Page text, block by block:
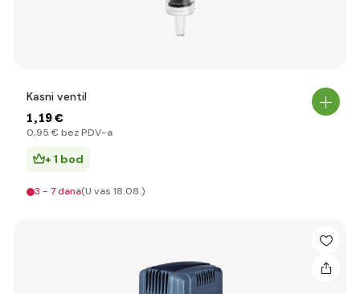
Kasni ventil
1,19 €
0,95 € bez PDV-a
+ 1 bod
3 - 7 dana(U vas 18.08.)